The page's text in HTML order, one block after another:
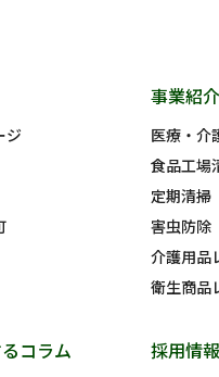
ジ
事業紹介
医療・介
食品工場
定期清掃
害虫防除
介護用品
衛生商品
コラム 採用情報